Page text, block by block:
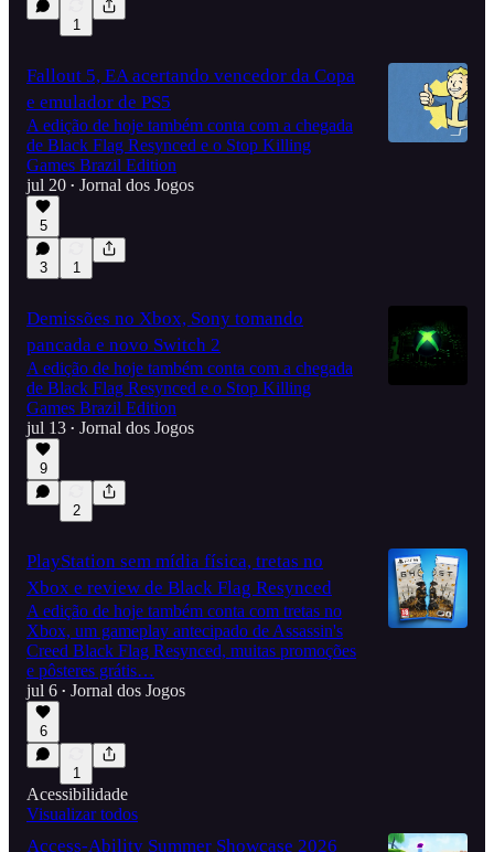
1
Fallout 5, EA acertando vencedor da Copa
e emulador de PS5
A edição de hoje também conta com a chegada
de Black Flag Resynced e o Stop Killing
Games Brazil Edition
jul 20 • Jornal dos Jogos
5
3 1
Demissões no Xbox, Sony tomando
pancada e novo Switch 2
A edição de hoje também conta com a chegada
de Black Flag Resynced e o Stop Killing
Games Brazil Edition
jul 13 • Jornal dos Jogos
9
2
PlayStation sem mídia física, tretas no
Xbox e review de Black Flag Resynced
A edição de hoje também conta com tretas no
Xbox, um gameplay antecipado de Assassin's
Creed Black Flag Resynced, muitas promoções
e pôsteres grátis…
jul 6 • Jornal dos Jogos
6
1
Acessibilidade
Visualizar todos
Access-Ability Summer Showcase 2026